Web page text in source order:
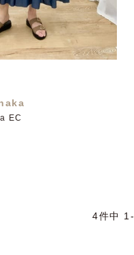
EC
4件中 1 -